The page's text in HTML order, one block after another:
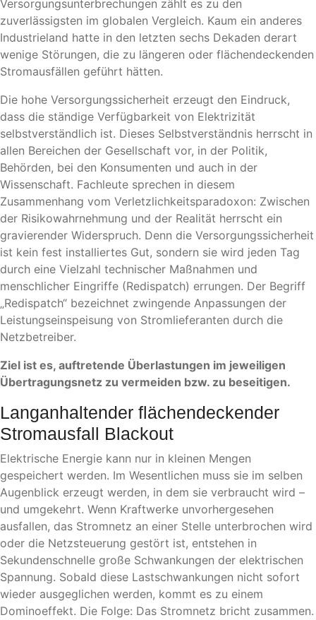
Versorgungsunterbrechungen zählt es zu den
zuverlässigsten im globalen Vergleich. Kaum ein anderes
Industrieland hatte in den letzten sechs Dekaden derart
wenige Störungen, die zu längeren oder flächendeckenden
Stromausfällen geführt hätten.
Die hohe Versorgungssicherheit erzeugt den Eindruck,
dass die ständige Verfügbarkeit von Elektrizität
selbstverständlich ist. Dieses Selbstverständnis herrscht in
allen Bereichen der Gesellschaft vor, in der Politik,
Behörden, bei den Konsumenten und auch in der
Wissenschaft. Fachleute sprechen in diesem
Zusammenhang vom Verletzlichkeitsparadoxon: Zwischen
der Risikowahrnehmung und der Realität herrscht ein
gravierender Widerspruch. Denn die Versorgungssicherheit
ist kein fest installiertes Gut, sondern sie wird jeden Tag
durch eine Vielzahl technischer Maßnahmen und
menschlicher Eingriffe (Redispatch) errungen. Der Begriff
„Redispatch“ bezeichnet zwingende Anpassungen der
Leistungseinspeisung von Stromlieferanten durch die
Netzbetreiber.
Ziel ist es, auftretende Überlastungen im jeweiligen
Übertragungsnetz zu vermeiden bzw. zu beseitigen.
Langanhaltender flächendeckender
Stromausfall Blackout
Elektrische Energie kann nur in kleinen Mengen
gespeichert werden. Im Wesentlichen muss sie im selben
Augenblick erzeugt werden, in dem sie verbraucht wird –
und umgekehrt. Wenn Kraftwerke unvorhergesehen
ausfallen, das Stromnetz an einer Stelle unterbrochen wird
oder die Netzsteuerung gestört ist, entstehen in
Sekundenschnelle große Schwankungen der elektrischen
Spannung. Sobald diese Lastschwankungen nicht sofort
wieder ausgeglichen werden, kommt es zu einem
Dominoeffekt. Die Folge: Das Stromnetz bricht zusammen.